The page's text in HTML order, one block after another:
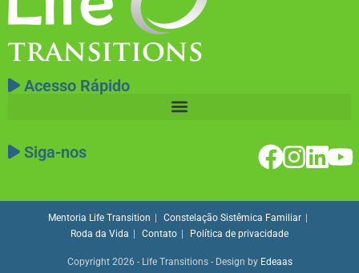
Acesso Rápido
Siga-nos
Mentoria Life Transition
Constelação Sistêmica Familiar
Roda da Vida
Contato Política de privacidade
Copyright 2026 - Life Transitions - Design by Edeaas